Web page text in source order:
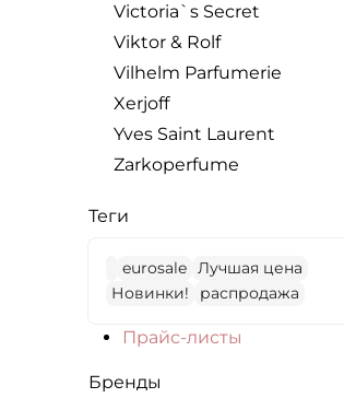
Victoria`s Secret
Viktor & Rolf
Vilhelm Parfumerie
Xerjoff
Yves Saint Laurent
Zarkoperfume
Теги
eurosale Лучшая цена
Новинки!
распродажа
Прайс-листы
Бренды